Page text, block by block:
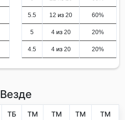
5.5 12 из 20 60%
5 4 из 20 20%
4.5 4 из 20 20%
Везде
ТБ
ТМ
ТМ
ТМ
ТМ